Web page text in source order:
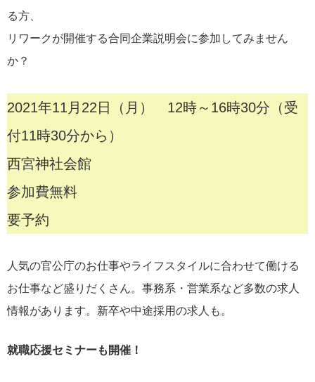
る方、
リワークが開催する合同企業説明会に参加してみません
か？
2021年11月22日（月） 12時～16時30分（受
付11時30分から）
西宮神社会館
参加費無料
要予約
人気の官公庁のお仕事やライフスタイルに合わせて働ける
お仕事など盛りだくさん。事務系・営業系など多数の求人
情報があります。新卒や中途採用の求人も。
就職応援セミナーも開催！